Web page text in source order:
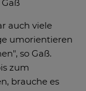
auch viele
umorientieren
so Gaß.
zum
brauche es